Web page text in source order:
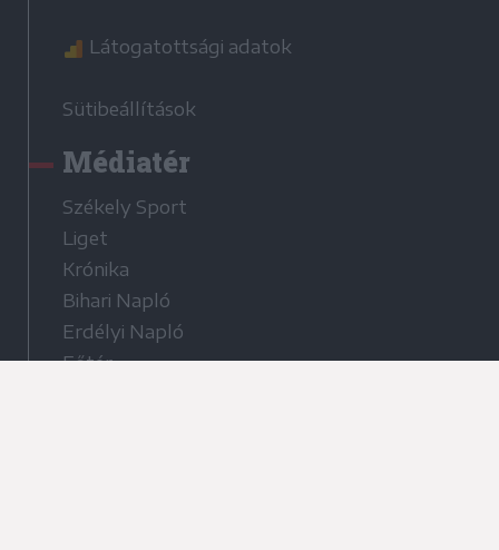
Látogatottsági adatok
Sütibeállítások
Médiatér
Székely Sport
Liget
Krónika
Bihari Napló
Erdélyi Napló
Főtér